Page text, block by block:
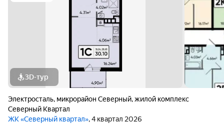
3D-тур
Электросталь, микрорайон Северный,жилой комплекс
Северный Квартал
ЖК «Северный квартал», 4 квартал 2026